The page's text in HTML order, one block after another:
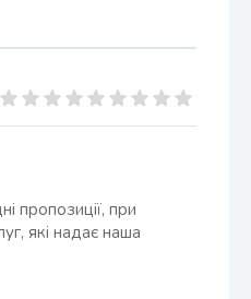
пропозиції, при
які надає наша